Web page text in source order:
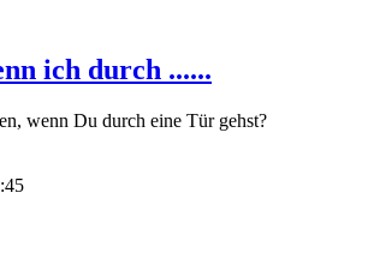
ich durch ......
wenn Du durch eine Tür gehst?